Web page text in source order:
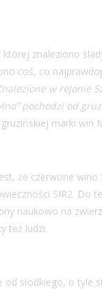
której znaleziono
coś, co
w rejonie
pochodzi od
marki win
że czerwone wino
SIR2. Do
naukowo na
też ludzi.
słodkiego, o tyle